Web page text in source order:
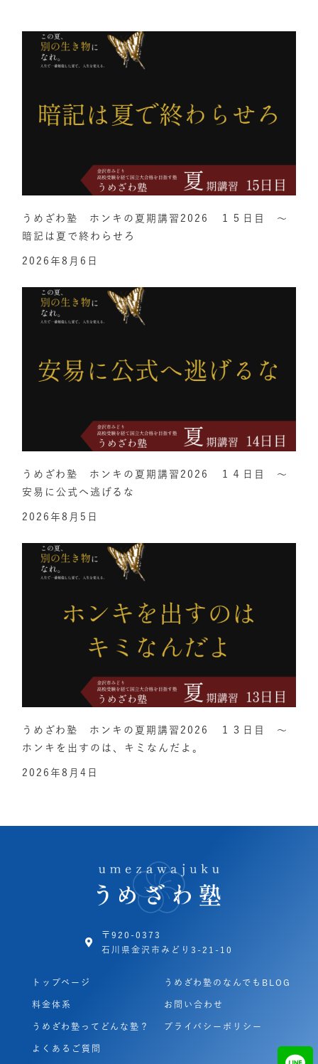
うめざわ塾 ホンキの夏期講習2026 １５日目 ～
暗記は夏で終わらせろ
2026年8月6日
うめざわ塾 ホンキの夏期講習2026 １４日目 ～
安易に公式へ逃げるな
2026年8月5日
うめざわ塾 ホンキの夏期講習2026 １３日目 ～
ホンキを出すのは、キミなんだよ。
2026年8月4日
〒920-0373
石川県金沢市みどり3-21-10
トップページ
料金体系
うめざわ塾ってどんな塾？
よくあるご質問
うめざわ塾のなんでもBLOG
お問い合わせ
プライバシーポリシー